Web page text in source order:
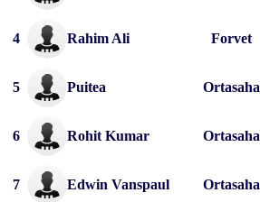
4 Rahim Ali Forvet
5 Puitea Ortasaha
6 Rohit Kumar Ortasaha
7 Edwin Vanspaul Ortasaha